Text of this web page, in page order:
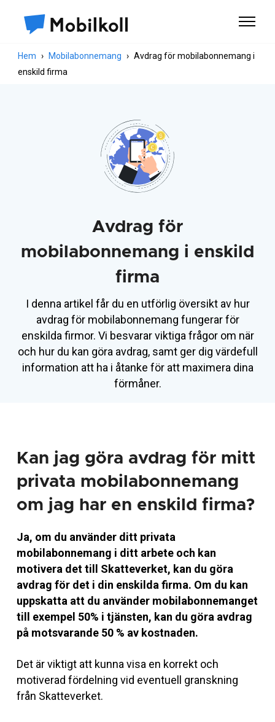
Hem Mobilabonnemang
Avdrag för mobilabonnemang i
enskild firma
Avdrag för
mobilabonnemang i enskild
firma
I denna artikel får du en utförlig översikt av hur
avdrag för mobilabonnemang fungerar för
enskilda firmor. Vi besvarar viktiga frågor om när
och hur du kan göra avdrag, samt ger dig värdefull
information att ha i åtanke för att maximera dina
förmåner.
Kan jag göra avdrag för mitt
privata mobilabonnemang
om jag har en enskild firma?
Ja, om du använder ditt privata
mobilabonnemang i ditt arbete och kan
motivera det till Skatteverket, kan du göra
avdrag för det i din enskilda firma. Om du kan
uppskatta att du använder mobilabonnemanget
till exempel 50% i tjänsten, kan du göra avdrag
på motsvarande 50 % av kostnaden.
Det är viktigt att kunna visa en korrekt och
motiverad fördelning vid eventuell granskning
från Skatteverket.